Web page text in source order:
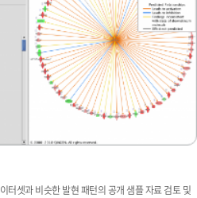
터셋과 비슷한 발현 패턴의 공개 샘플 자료 검토 및